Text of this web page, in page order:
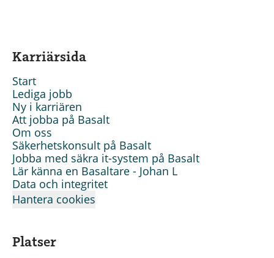
Karriärsida
Start
Lediga jobb
Ny i karriären
Att jobba på Basalt
Om oss
Säkerhetskonsult på Basalt
Jobba med säkra it-system på Basalt
Lär känna en Basaltare - Johan L
Data och integritet
Hantera cookies
Platser